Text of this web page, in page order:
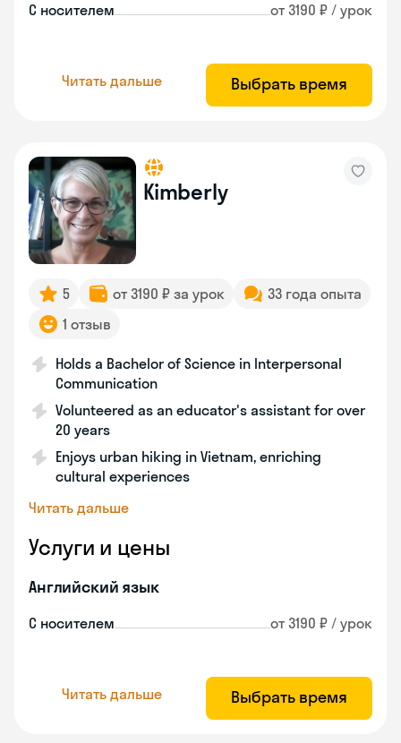
С носителем от 3190 ₽ / урок
Читать дальше Выбрать время
Kimberly
5 от 3190 ₽ за урок
33 года опыта
1 отзыв
Holds a Bachelor of Science in Interpersonal
Communication
Volunteered as an educator's assistant for over
20 years
Enjoys urban hiking in Vietnam, enriching
cultural experiences
Читать дальше
Услуги и цены
Английский язык
С носителем от 3190 ₽ / урок
Читать дальше Выбрать время